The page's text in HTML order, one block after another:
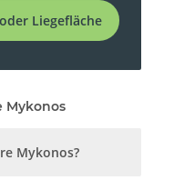
Liegefläche
Mykonos
Mykonos?